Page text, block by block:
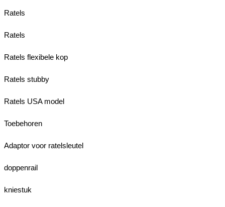
Ratels
Ratels
Ratels flexibele kop
Ratels stubby
Ratels USA model
Toebehoren
Adaptor voor ratelsleutel
doppenrail
kniestuk